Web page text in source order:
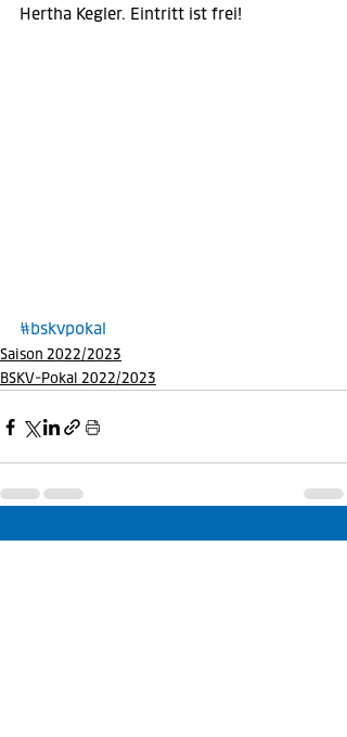
Hertha Kegler. Eintritt ist frei!
#bskvpokal
Saison 2022/2023
BSKV-Pokal 2022/2023